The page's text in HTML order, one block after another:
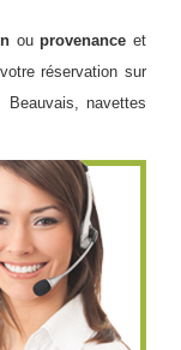
ouprovenance et
réservation sur
navettes